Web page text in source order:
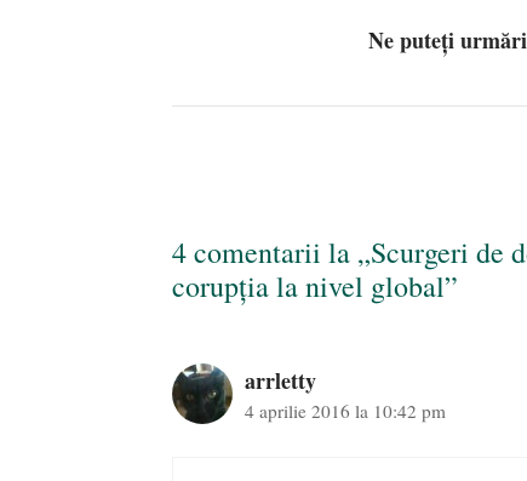
Ne puteți
4 comentarii la „Scurgeri de
corupția la nivel global”
arrletty
4 aprilie 2016 la 10:42 pm